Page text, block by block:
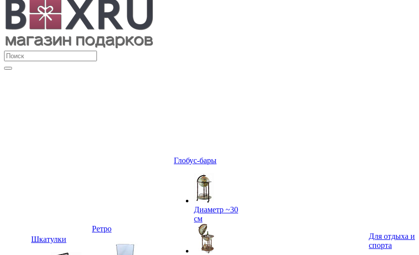
Шкатулки
Ретро
Глобус-бары
Диаметр ~30
см
Для отдыха и
спорта